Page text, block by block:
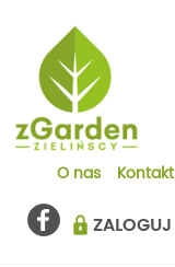
O nas Kontakt
ZALOGUJ